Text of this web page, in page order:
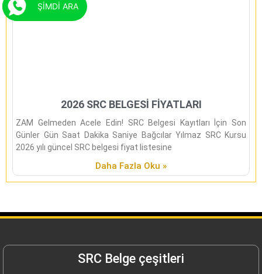
2026 SRC BELGESİ FİYATLARI
ZAM Gelmeden Acele Edin! SRC Belgesi Kayıtları İçin Son
Günler Gün Saat Dakika Saniye Bağcılar Yılmaz SRC Kursu
2026 yılı güncel SRC belgesi fiyat listesine
Daha Fazla Oku »
SRC Belge çeşitleri
ŞİMDİ ARA